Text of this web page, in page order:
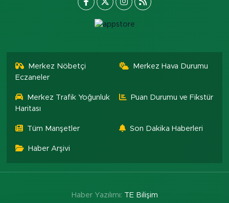
Merkez Nöbetçi
Eczaneler
Merkez Hava Durumu
Merkez Trafik Yoğunluk
Haritası
Puan Durumu ve Fikstür
Tüm Manşetler Son Dakika Haberleri
Haber Arşivi
Haber Yazılımı: TE Bilişim